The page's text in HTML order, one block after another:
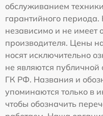
обслуживанием
гарантийного
независимо и не имеет
производителя. Цены
носят исключительно
не являются публичной
ГК РФ. Названия и
упоминаются только в
чтобы обозначить